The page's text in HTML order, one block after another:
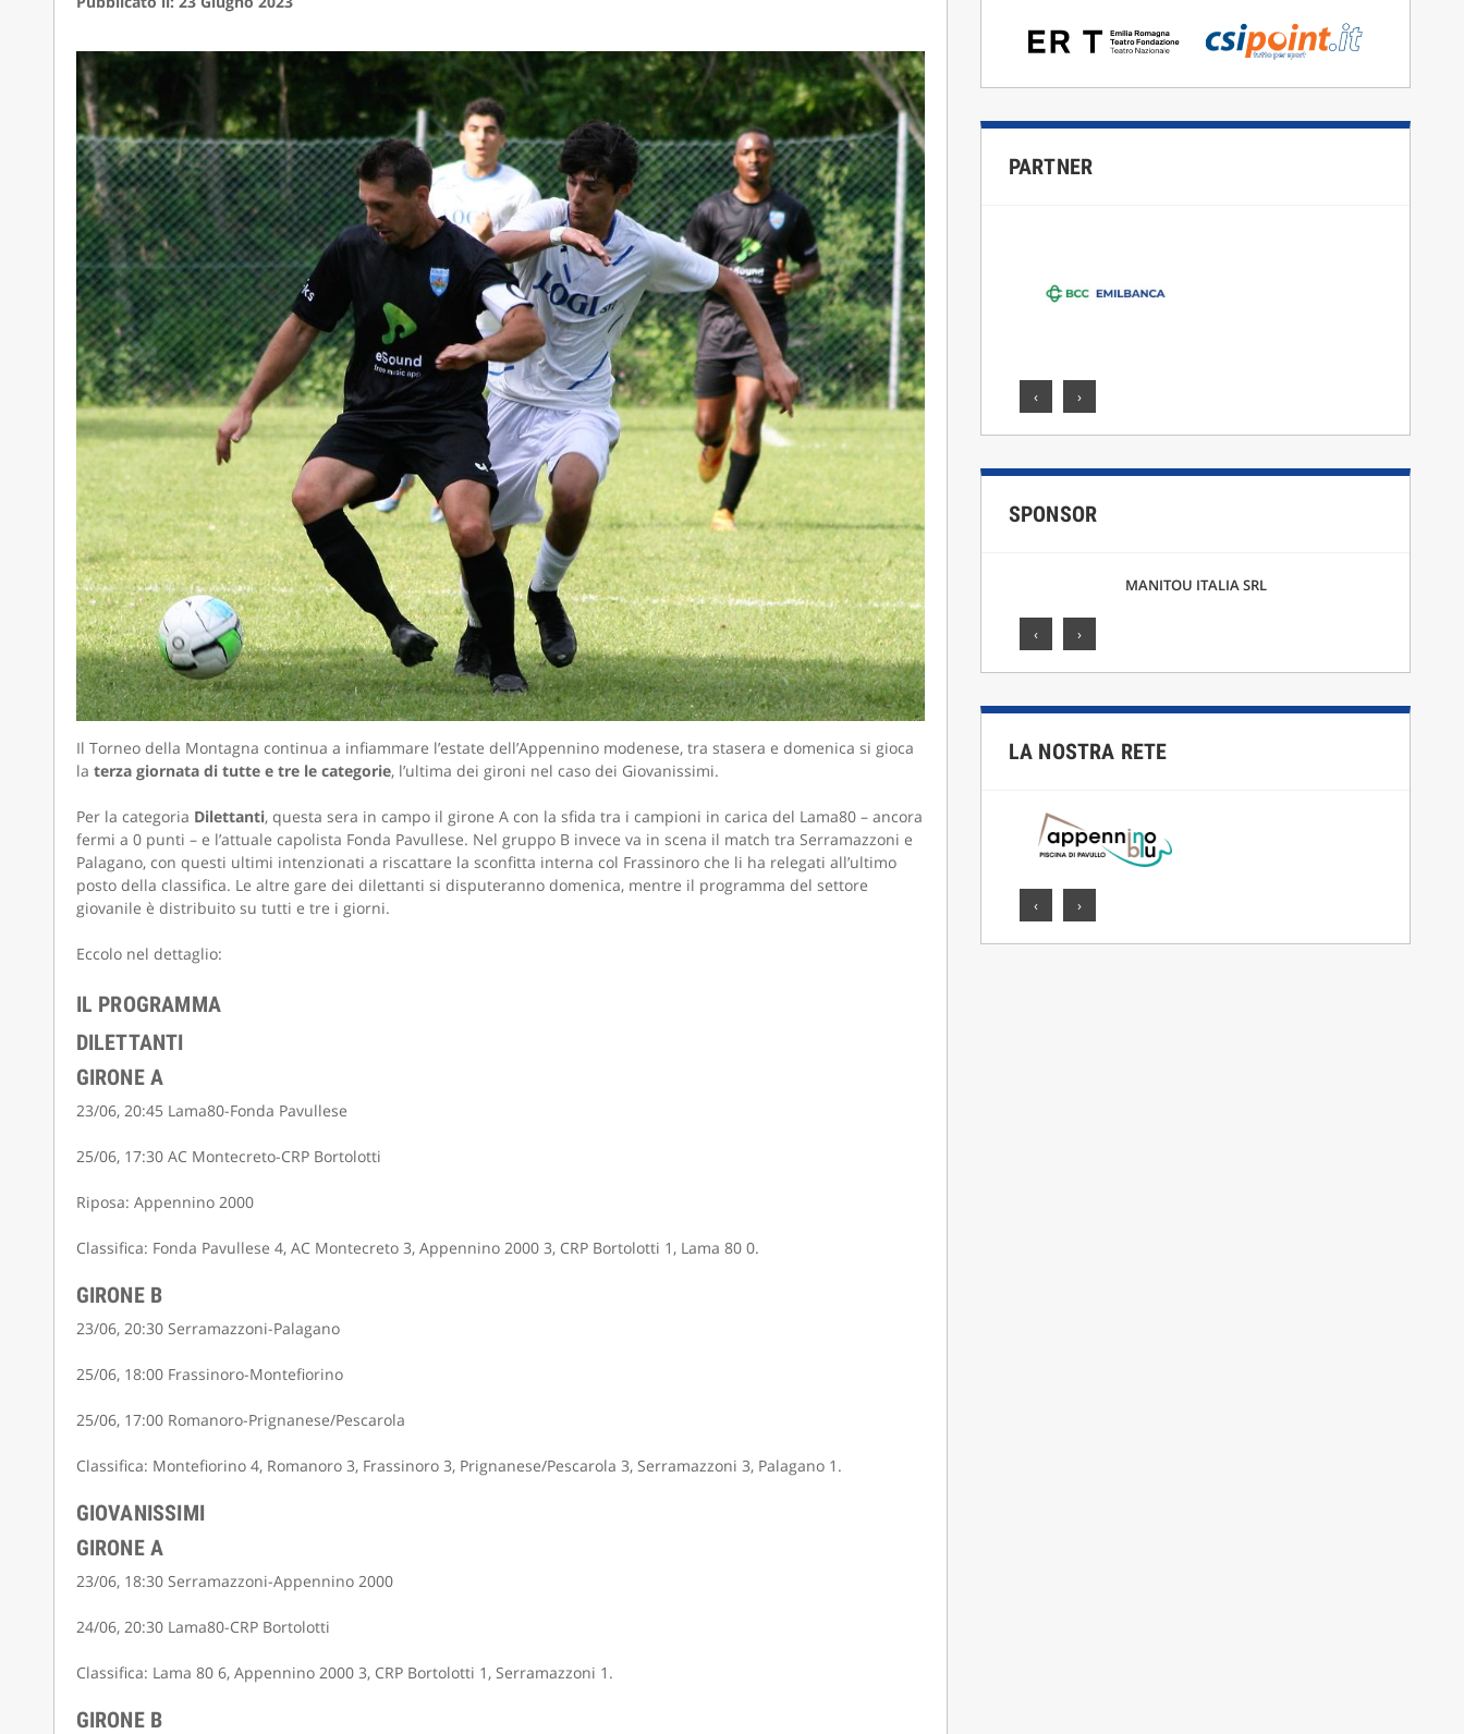
Il Torneo della Montagna continua a infiammare l’estate dell’Appennino modenese, tra stasera e domenica si gioca
la terza giornata di tutte e tre le categorie, l’ultima dei gironi nel caso dei Giovanissimi.
Per la categoria Dilettanti, questa sera in campo il girone A con la sfida tra i campioni in carica del Lama80 – ancora
fermi a 0 punti – e l’attuale capolista Fonda Pavullese. Nel gruppo B invece va in scena il match tra Serramazzoni e
Palagano, con questi ultimi intenzionati a riscattare la sconfitta interna col Frassinoro che li ha relegati all’ultimo
posto della classifica. Le altre gare dei dilettanti si disputeranno domenica, mentre il programma del settore
giovanile è distribuito su tutti e tre i giorni.
Eccolo nel dettaglio:
IL PROGRAMMA
DILETTANTI
GIRONE A
23/06, 20:45 Lama80-Fonda Pavullese
25/06, 17:30 AC Montecreto-CRP Bortolotti
Riposa: Appennino 2000
Classifica: Fonda Pavullese 4, AC Montecreto 3, Appennino 2000 3, CRP Bortolotti 1, Lama 80 0.
GIRONE B
23/06, 20:30 Serramazzoni-Palagano
25/06, 18:00 Frassinoro-Montefiorino
25/06, 17:00 Romanoro-Prignanese/Pescarola
Classifica: Montefiorino 4, Romanoro 3, Frassinoro 3, Prignanese/Pescarola 3, Serramazzoni 3, Palagano 1.
GIOVANISSIMI
GIRONE A
23/06, 18:30 Serramazzoni-Appennino 2000
24/06, 20:30 Lama80-CRP Bortolotti
Classifica: Lama 80 6, Appennino 2000 3, CRP Bortolotti 1, Serramazzoni 1.
GIRONE B
PARTNER
‹ ›
SPONSOR
CAMOLA SNC MANITOU ITALIA SRL F.LLI CICCARELLI SRL
‹ ›
LA NOSTRA RETE
‹ ›